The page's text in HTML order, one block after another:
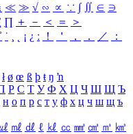
≪ ≫ √ ∽ ∝ ∵ ∫ ∬ ∈ ∋
∏ ＋ － ＜ ＝
＞
˚ ˙ ¸ ¡ ¿ ː ！ ＇ ， ． ／
：
ł ø œ ß þ ŧ ŋ ŉ
Р С Т У Ф Х Ц Ч Ш Щ Ъ
н о п р с т у ф х ц ч ш щ ъ
㎖ ㎗ ℓ ㎘ ㏄ ㎣ ㎤ ㎥ ㎦